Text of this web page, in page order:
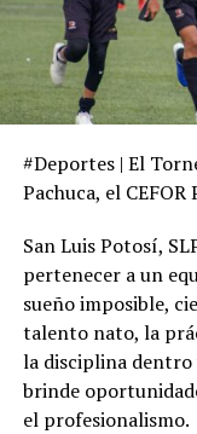
#Deportes | El
Pachuca, el
San Luis Potosí,
pertenecer a un
sueño imposible,
talento nato, la
la disciplina dentro
brinde
el profesionalismo.